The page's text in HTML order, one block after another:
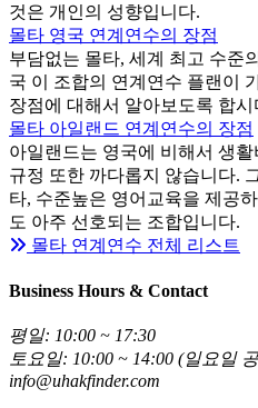
것은 개인의 성향입니다.
몰타 영국 연계연수의 장점
부담없는 몰타, 세계 최고 수준
국 이 조합의 연계연수 플랜이
장점에 대해서 알아보도록 합시
몰타 아일랜드 연계연수의 장점
아일랜드는 영국에 비해서 생
규정 또한 까다롭지 않습니다.
타, 수준높은 영어교육을 제공
도 아주 선호되는 조합입니다.
몰타 연계연수 전체 리스트
Business Hours & Contact
평일: 10:00 ~ 17:30
토요일: 10:00 ~ 14:00 (일요일
info@uhakfinder.com